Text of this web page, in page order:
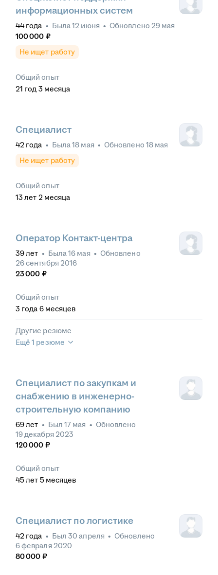
информационных систем
44 года • Была12 июня • Обновлено 29 мая
100 000 ₽
Не ищет работу
Общий опыт
21 год 3 месяца
Специалист
42 года • Была18 мая • Обновлено 18 мая
Не ищет работу
Общий опыт
13 лет 2 месяца
Оператор Контакт-центра
39лет • Была16 мая • Обновлено
26 сентября 2016
23 000 ₽
Общий опыт
3 года 6 месяцев
Другие резюме
Ещё 1 резюме
Специалист по закупкам и
снабжению в инженерно-
строительную компанию
69лет • Был 17 мая • Обновлено
19 декабря 2023
120 000 ₽
Общий опыт
45 лет 5 месяцев
Специалист по логистике
42 года • Был 30 апреля • Обновлено
6 февраля 2020
80 000 ₽